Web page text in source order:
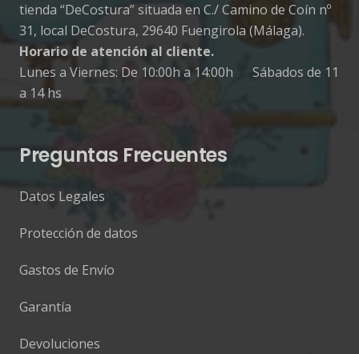
tienda “DeCostura” situada en C./ Camino de Coín nº
31, local DeCostura, 29640 Fuengirola (Málaga).
Horario de atención al cliente.
Lunes a Viernes: De 10:00h a 14:00h Sábados de 11
a 14 hs
Preguntas Frecuentes
Datos Legales
Protección de datos
Gastos de Envío
Garantía
Devoluciones